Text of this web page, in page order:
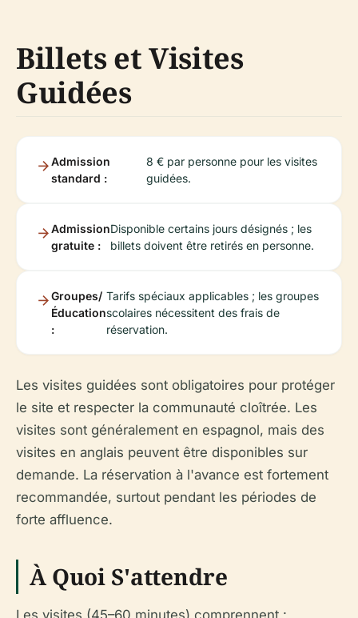
Billets et Visites
Guidées
Admission
standard :
8 € par personne pour les visites
guidées.
Admission
gratuite :
Disponible certains jours désignés ; les
billets doivent être retirés en personne.
Groupes/
Éducation
:
Tarifs spéciaux applicables ; les groupes
scolaires nécessitent des frais de
réservation.
Les visites guidées sont obligatoires pour protéger
le site et respecter la communauté cloîtrée. Les
visites sont généralement en espagnol, mais des
visites en anglais peuvent être disponibles sur
demande. La réservation à l'avance est fortement
recommandée, surtout pendant les périodes de
forte affluence.
À Quoi S'attendre
Les visites (45–60 minutes) comprennent :